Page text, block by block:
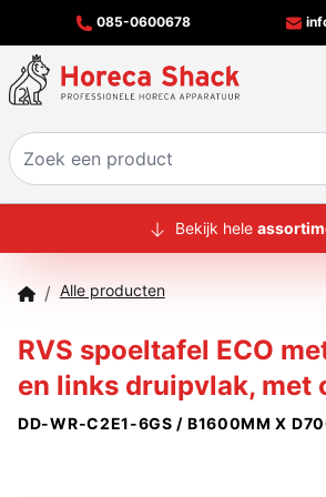
085-0600678
HOME
MERKEN
OFFERTECHECKER
CONTACT
Bekijk hele
/ Alle producten
RVS spoeltafel ECO
en links druipvlak, met
DD-WR-C2E1-6GS / B1600MM X